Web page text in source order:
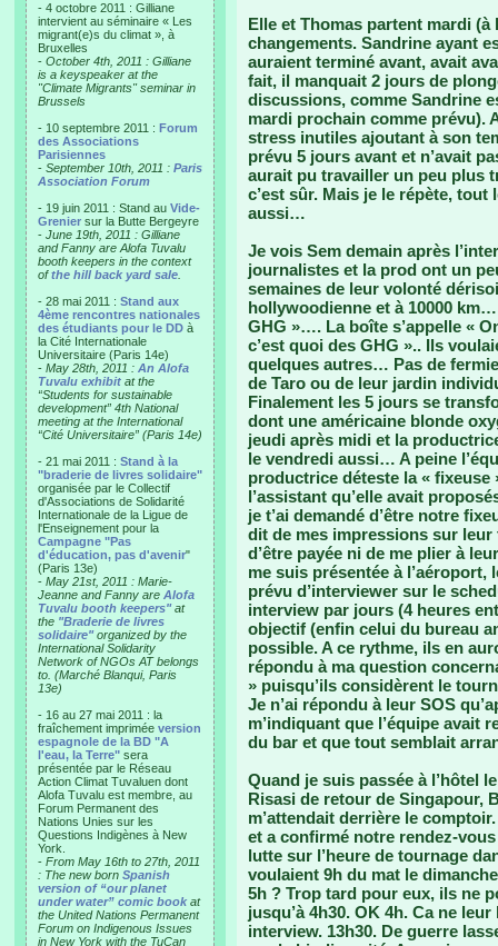
- 4 octobre 2011 : Gilliane
intervient au séminaire « Les
migrant(e)s du climat », à
Bruxelles
- October 4th, 2011 : Gilliane
is a keyspeaker at the
"Climate Migrants" seminar in
Brussels
- 10 septembre 2011 : Forum
des Associations
Parisiennes
- September 10th, 2011 : Paris
Association Forum
- 19 juin 2011 : Stand au Vide-
Grenier sur la Butte Bergeyre
- June 19th, 2011 : Gilliane
and Fanny are Alofa Tuvalu
booth keepers in the context
ofthe hill back yard sale
- 28 mai 2011 : Stand aux
4ème rencontres nationales
des étudiants pour le DD à
la Cité Internationale
Universitaire (Paris 14e)
- May 28th, 2011 : An Alofa
Tuvalu exhibit at the
“Students for sustainable
development” 4th National
meeting at the International
“Cité Universitaire” (Paris 14e)
- 21 mai 2011 : Stand à la
"braderie de livres solidaire"
organisée par le Collectif
d'Associations de Solidarité
Internationale de la Ligue de
l'Enseignement pour la
Campagne "Pas
d'éducation, pas d'avenir"
(Paris 13e)
- May 21st, 2011 : Marie-
Jeanne and Fanny are Alofa
Tuvalu booth keepers"at
the "Braderie de livres
solidaire"organized by the
International Solidarity
Network of NGOs AT belongs
to. (Marché Blanqui, Paris
13e)
- 16 au 27 mai 2011 : la
fraîchement imprimée version
espagnole de la BD "A
l'eau, la Terre" sera
présentée par le Réseau
Action Climat Tuvaluen dont
Alofa Tuvalu est membre, au
Forum Permanent des
Nations Unies sur les
Questions Indigènes à New
York.
- From May 16th to 27th, 2011
: The new born Spanish
version of “our planet
under water” comic book at
the United Nations Permanent
Forum on Indigenous Issues
in New York with the TuCan
Elle et Thomas partent mardi
changements. Sandrine ayant
auraient terminé avant, avait
fait, il manquait 2 jours de
discussions, comme Sandrine
mardi prochain comme prévu).
stress inutiles ajoutant à son
prévu 5 jours avant et n’avait
aurait pu travailler un peu plus
c’est sûr. Mais je le répète, tout
aussi…
Je vois Sem demain après
journalistes et la prod ont un
semaines de leur volonté
hollywoodienne et à 10000
GHG »…. La boîte s’appelle «
c’est quoi des GHG ».. Ils
quelques autres… Pas de
de Taro ou de leur jardin
Finalement les 5 jours se
dont une américaine blonde
jeudi après midi et la
le vendredi aussi… A peine
productrice déteste la « fixeuse
l’assistant qu’elle avait
je t’ai demandé d’être notre
dit de mes impressions sur leur
d’être payée ni de me plier à
me suis présentée à l’aéroport,
prévu d’interviewer sur le
interview par jours (4 heures
objectif (enfin celui du bureau
possible. A ce rythme, ils en
répondu à ma question
» puisqu’ils considèrent le
Je n’ai répondu à leur SOS
m’indiquant que l’équipe avait
du bar et que tout semblait
Quand je suis passée à l’hôtel
Risasi de retour de Singapour,
m’attendait derrière le
et a confirmé notre rendez-
lutte sur l’heure de tournage
voulaient 9h du mat le
5h ? Trop tard pour eux, ils ne
jusqu’à 4h30. OK 4h. Ca ne
interview. 13h30. De guerre